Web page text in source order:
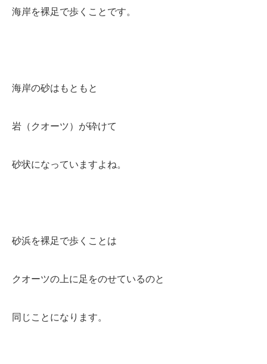
海岸を裸足で歩くことです。
海岸の砂はもともと
岩（クオーツ）が砕けて
砂状になっていますよね。
砂浜を裸足で歩くことは
クオーツの上に足をのせているのと
同じことになります。